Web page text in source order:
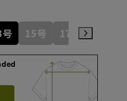
15号 17号